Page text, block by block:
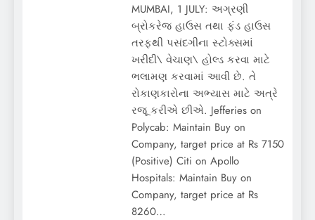
MUMBAI, 1 JULY: અગ્રણી
બ્રોકરેજ હાઉસ તથા ફંડ હાઉસ
તરફથી પસંદગીના સ્ટોક્સમાં
ખરીદી\ વેચાણ\ હોલ્ડ કરવા માટે
ભલામણ કરવામાં આવી છે. તે
રોકાણકારોના અભ્યાસ માટે અત્રે
રજૂ કરીએ છીએ. Jefferies on
Polycab: Maintain Buy on
Company, target price at Rs 7150
(Positive) Citi on Apollo
Hospitals: Maintain Buy on
Company, target price at Rs
8260…